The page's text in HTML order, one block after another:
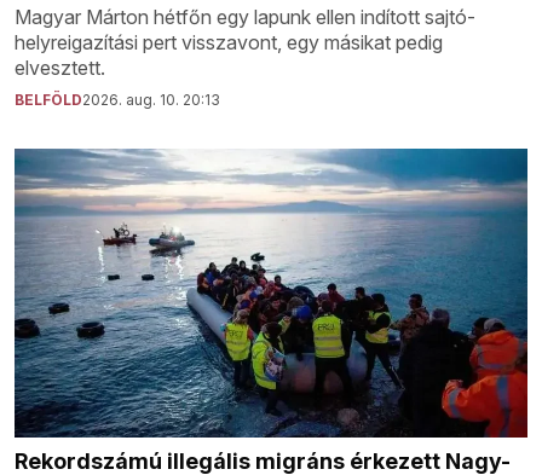
Magyar Márton hétfőn egy lapunk ellen indított sajtó-
helyreigazítási pert visszavont, egy másikat pedig
elvesztett.
BELFÖLD2026. aug. 10. 20:13
Rekordszámú illegális migráns érkezett Nagy-